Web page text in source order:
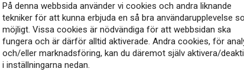
På denna webbsida använder vi cookies och andra liknande
tekniker för att kunna erbjuda en så bra användarupplevelse
möjligt. Vissa cookies är nödvändiga för att webbsidan ska
fungera och är därför alltid aktiverade. Andra cookies, för
och/eller marknadsföring, kan du däremot själv aktivera/
i inställningarna nedan.